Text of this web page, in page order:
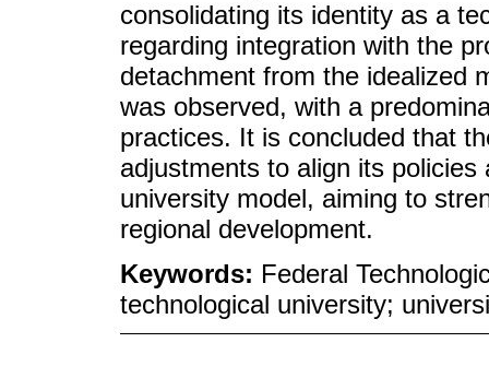
consolidating its identity as a
regarding integration with the
detachment from the idealized
was observed, with a
practices. It is concluded that
adjustments to align its
university model, aiming to
regional development.
Keywords: Federal
technological university;